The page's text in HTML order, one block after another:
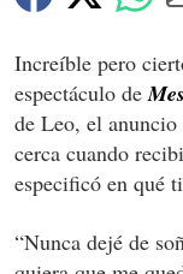
Increíble pero
espectáculo de
de Leo, el anuncio
cerca cuando
especificó en qué
“Nunca dejé de